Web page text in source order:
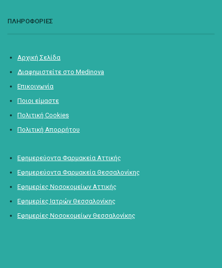
ΠΛΗΡΟΦΟΡΙΕΣ
Αρχική Σελίδα
Διαφημιστείτε στο Medinova
Επικοινωνία
Ποιοι είμαστε
Πολιτική Cookies
Πολιτική Απορρήτου
Εφημερεύοντα Φαρμακεία Αττικής
Εφημερεύοντα Φαρμακεία Θεσσαλονίκης
Εφημερίες Νοσοκομείων Αττικής
Εφημερίες Ιατρών Θεσσαλονίκης
Εφημερίες Νοσοκομείων Θεσσαλονίκης